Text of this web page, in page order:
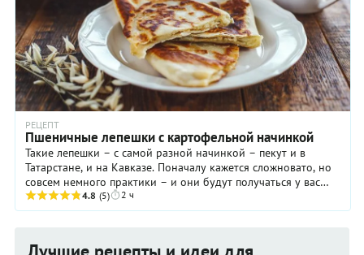
РЕЦЕПТ
Пшеничные лепешки с картофельной начинкой
Такие лепешки – с самой разной начинкой – пекут и в
Татарстане, и на Кавказе. Поначалу кажется сложновато, но
совсем немного практики – и они будут получаться у вас
легко и быстро.
4.8 (5) 2 ч